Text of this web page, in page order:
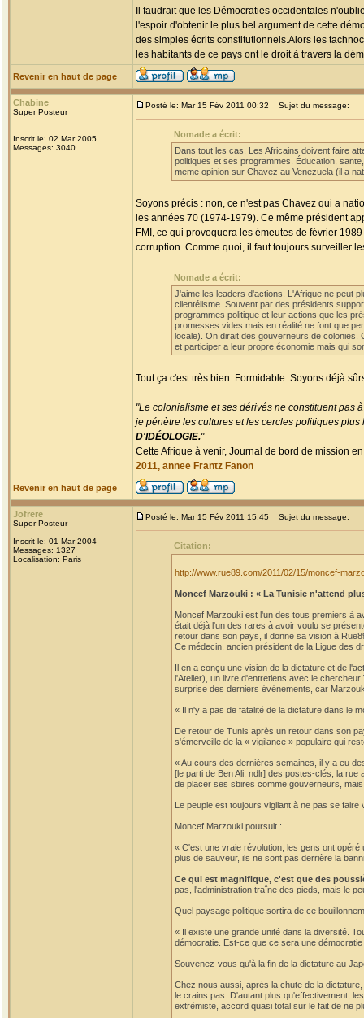
Il faudrait que les Démocraties occidentales
l'espoir d'obtenir le plus bel argument de cette
des simples écrits constitutionnels.Alors les
les habitants de ce pays ont le droit à travers la
Revenir en haut de page
Chabine
Super Posteur
Inscrit le: 02 Mar 2005
Messages: 3040
Posté le: Mar 15 Fév 2011 00:32 Sujet du message:
Nomade a écrit:
Dans tout les cas. Les Africains doivent faire
politiques et ses programmes. Éducation,
meme opinion sur Chavez au Venezuela (il a
Soyons précis : non, ce n'est pas Chavez qui a
les années 70 (1974-1979). Ce même président
FMI, ce qui provoquera les émeutes de février
corruption. Comme quoi, il faut toujours surveiller
Nomade a écrit:
J'aime les leaders d'actions. L'Afrique ne peut
clientélisme. Souvent par des présidents
programmes politique et leur actions que les
promesses vides mais en réalité ne font que
locale). On dirait des gouverneurs de colonies.
et participer a leur propre économie mais qui
Tout ça c'est très bien. Formidable. Soyons déjà
"Le colonialisme et ses dérivés ne constituent pas
je pénètre les cultures et les cercles politiques
D'IDÉOLOGIE."
Cette Afrique à venir, Journal de bord de mission
2011, annee Frantz Fanon
Revenir en haut de page
Jofrere
Super Posteur
Inscrit le: 01 Mar 2004
Messages: 1327
Localisation: Paris
Posté le: Mar 15 Fév 2011 15:45 Sujet du message:
Citation:
http://www.rue89.com/2011/02/15/moncef-
Moncef Marzouki : « La Tunisie n'attend
Moncef Marzouki est l'un des tous premiers à
était déjà l'un des rares à avoir voulu se
retour dans son pays, il donne sa vision à
Ce médecin, ancien président de la Ligue des
Il en a conçu une vision de la dictature et de
l'Atelier), un livre d'entretiens avec le
surprise des derniers événements, car
« Il n'y a pas de fatalité de la dictature dans le
De retour de Tunis après un retour dans son
s'émerveille de la « vigilance » populaire qui
« Au cours des dernières semaines, il y a eu
[le parti de Ben Ali, ndlr] des postes-clés, la
de placer ses sbires comme gouverneurs,
Le peuple est toujours vigilant à ne pas se
Moncef Marzouki poursuit :
« C'est une vraie révolution, les gens ont
plus de sauveur, ils ne sont pas derrière la
Ce qui est magnifique, c'est que des
pas, l'administration traîne des pieds, mais le
Quel paysage politique sortira de ce
« Il existe une grande unité dans la diversité.
démocratie. Est-ce que ce sera une
Souvenez-vous qu'à la fin de la dictature au
Chez nous aussi, après la chute de la
le crains pas. D'autant plus qu'effectivement,
extrémiste, accord quasi total sur le fait de ne